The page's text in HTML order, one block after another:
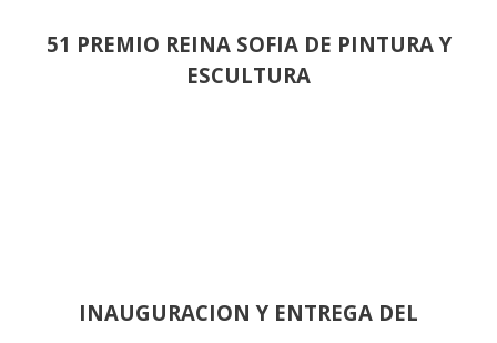
51 PREMIO REINA SOFIA DE PINTURA Y
ESCULTURA
INAUGURACION Y ENTREGA DEL